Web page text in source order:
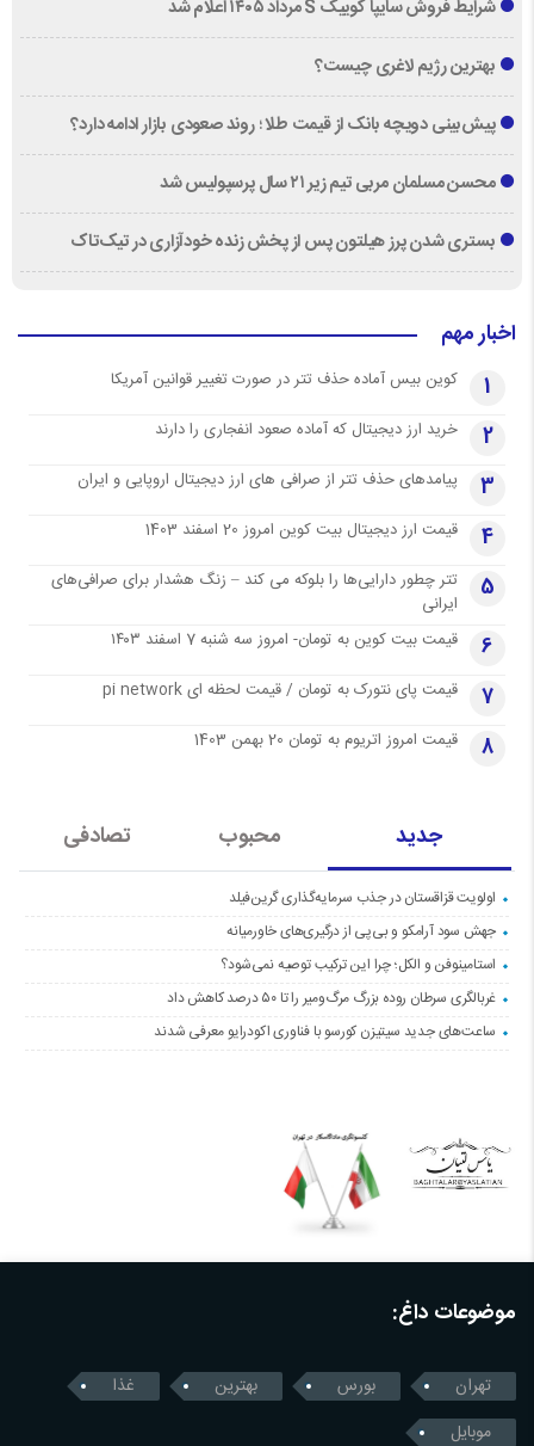
شرایط فروش سایپا کوییک S مرداد ۱۴۰۵ اعلام شد
بهترین رژیم لاغری چیست؟
پیش‌بینی دویچه‌ بانک از قیمت طلا ؛ روند صعودی بازار ادامه دارد؟
محسن مسلمان مربی تیم زیر ۲۱ سال پرسپولیس شد
بستری شدن پرز هیلتون پس از پخش زنده خودآزاری در تیک‌تاک
اخبار مهم
1 کوین بیس آماده حذف تتر در صورت تغییر قوانین آمریکا
2 خرید ارز دیجیتال که آماده صعود انفجاری را دارند
3 پیامدهای حذف تتر از صرافی های ارز دیجیتال اروپایی و ایران
4 قیمت ارز دیجیتال بیت کوین امروز 20 اسفند 1403
5
تتر چطور دارایی‌ها را بلوکه می کند – زنگ هشدار برای صرافی‌های
ایرانی
6 قیمت بیت کوین به تومان- امروز سه شنبه 7 اسفند ۱۴۰۳
7 قیمت پای نتورک به تومان / قیمت لحظه ای pi network
8 قیمت امروز اتریوم به تومان 20 بهمن 1403
جدید محبوب تصادفی
اولویت قزاقستان در جذب سرمایه‌گذاری گرین‌فیلد
جهش سود آرامکو و بی‌پی از درگیری‌های خاورمیانه
استامینوفن و الکل؛ چرا این ترکیب توصیه نمی‌شود؟
غربالگری سرطان روده بزرگ مرگ‌ومیر را تا ۵۰ درصد کاهش داد
ساعت‌های جدید سیتیزن کورسو با فناوری اکودرایو معرفی شدند
موضوعات داغ:
تهران بورس بهترین
غذا
موبایل